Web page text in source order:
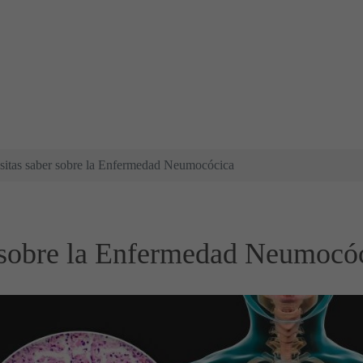
saber sobre la Enfermedad Neumocócica
la Enfermedad